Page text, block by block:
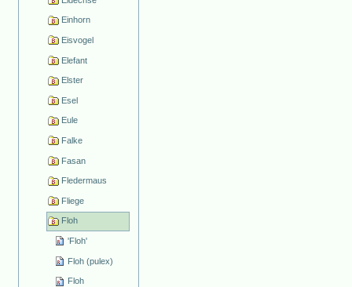
Einhorn
Eisvogel
Elefant
Elster
Esel
Eule
Falke
Fasan
Fledermaus
Fliege
Floh
'Floh'
Floh (pulex)
Floh